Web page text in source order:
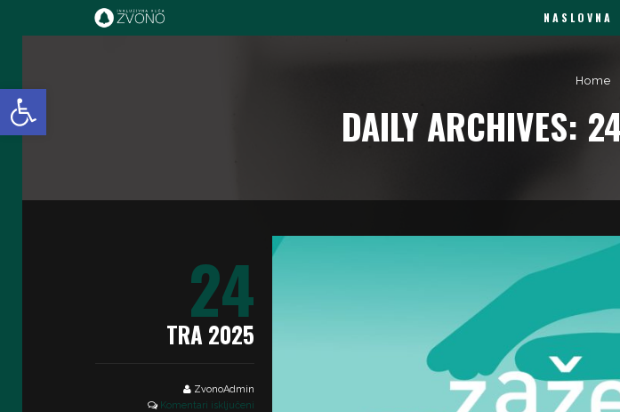
Open toolbar
NASLOVNA
IK Zvono
Home
DAILY ARCHIVES:
24
TRA 2025
ZvonoAdmin
Komentari isključeni